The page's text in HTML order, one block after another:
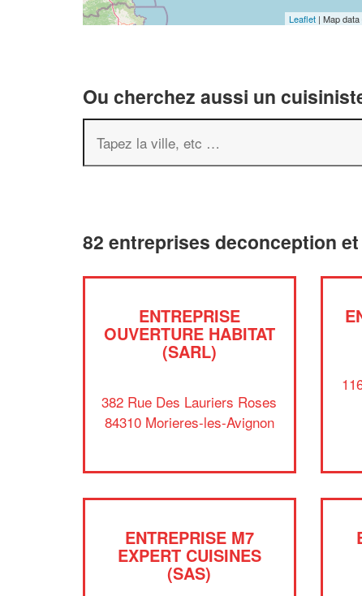
Leaflet | Map
Ou cherchez aussi un
82 entreprises deconception
ENTREPRISE
OUVERTURE HABITAT
(SARL)
382 Rue Des Lauriers Roses
84310 Morieres-les-Avignon
ENTREPRISE M7
EXPERT CUISINES
(SAS)